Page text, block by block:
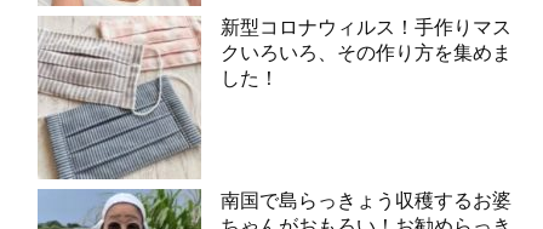
新型コロナウィルス！手作りマス
クいろいろ、その作り方を集めま
した！
南国で島らっきょう収穫するお婆